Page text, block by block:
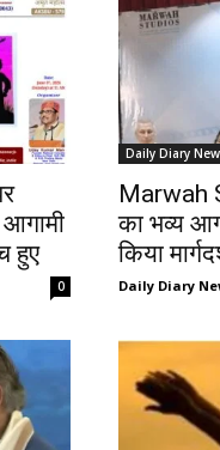
हुए
0
Daily Diary
Marwah
का भव्य
किया
Daily Diary